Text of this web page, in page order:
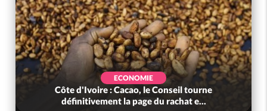
ECONOMIE
Côte d'Ivoire : Cacao, le Conseil tourne
définitivement la page du rachat e...